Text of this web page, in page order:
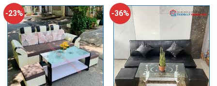
4,200,000₫.
-23% -36%